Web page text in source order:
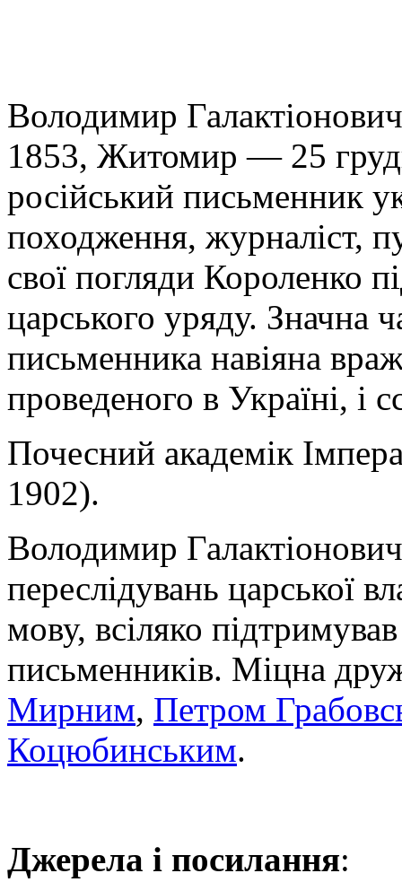
Володимир
1853, Житомир — 25
російський письменник
походження, журналіст,
свої погляди Короленко
царського уряду. Значна
письменника навіяна
проведеного в Україні, і
Почесний академік
1902).
Володимир
переслідувань царської
мову, всіляко
письменників. Міцна
Мирним, Петром
Коцюбинським.
Джерела і посилання: